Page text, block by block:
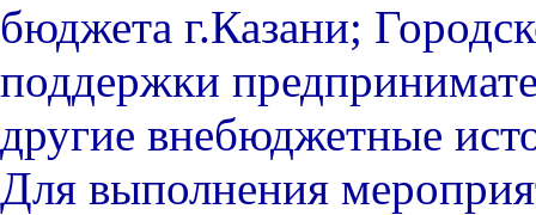
бюджета г.Казани;
поддержки
другие внебюджетные
Для выполнения